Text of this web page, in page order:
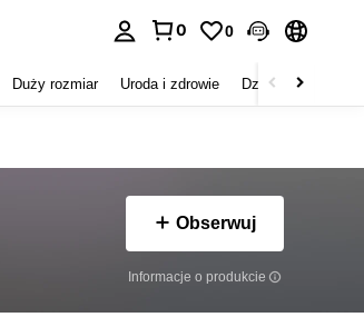
0 0
Duży rozmiar Uroda i zdrowie Dzieci
Obserwuj
Informacje o produkcie